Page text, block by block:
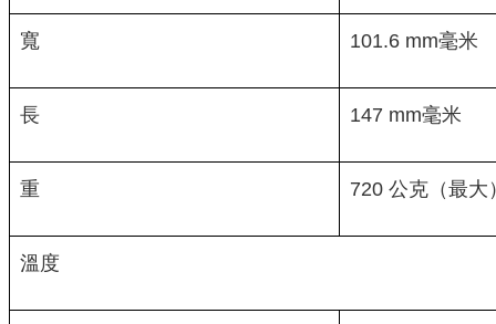
寬 101.6 mm毫米
長 147 mm毫米
重 720 公克（最大
溫度